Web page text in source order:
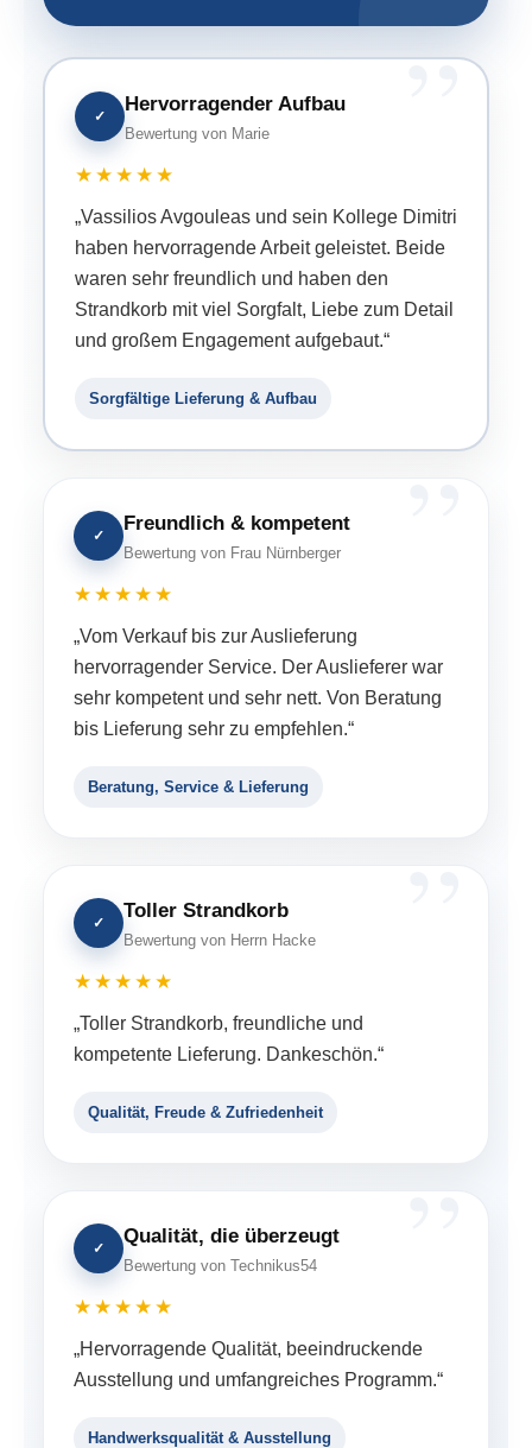
✓
Hervorragender Aufbau
Bewertung von Marie
★★★★★
„Vassilios Avgouleas und sein Kollege Dimitri
haben hervorragende Arbeit geleistet. Beide
waren sehr freundlich und haben den
Strandkorb mit viel Sorgfalt, Liebe zum Detail
und großem Engagement aufgebaut.“
Sorgfältige Lieferung & Aufbau
✓
Freundlich & kompetent
Bewertung von Frau Nürnberger
★★★★★
„Vom Verkauf bis zur Auslieferung
hervorragender Service. Der Auslieferer war
sehr kompetent und sehr nett. Von Beratung
bis Lieferung sehr zu empfehlen.“
Beratung, Service & Lieferung
✓
Toller Strandkorb
Bewertung von Herrn Hacke
★★★★★
„Toller Strandkorb, freundliche und
kompetente Lieferung. Dankeschön.“
Qualität, Freude & Zufriedenheit
✓
Qualität, die überzeugt
Bewertung von Technikus54
★★★★★
„Hervorragende Qualität, beeindruckende
Ausstellung und umfangreiches Programm.“
Handwerksqualität & Ausstellung